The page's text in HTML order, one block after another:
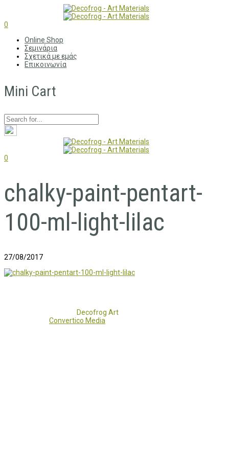
0
Online Shop
Σεμινάρια
Σχετικά με εμάς
Επικοινωνία
Mini Cart
0
chalky-paint-pentart-
100-ml-light-lilac
27/08/2017
Decofrog Art
Convertico Media